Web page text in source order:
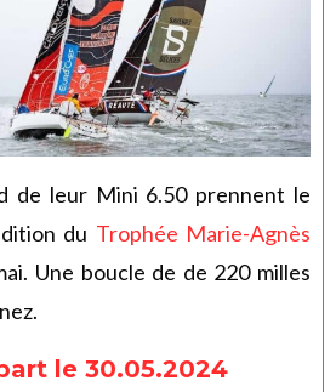
de leur Mini 6.50 prennent le
du Trophée Marie-Agnès
Une boucle de de 220 milles
le 30.05.2024